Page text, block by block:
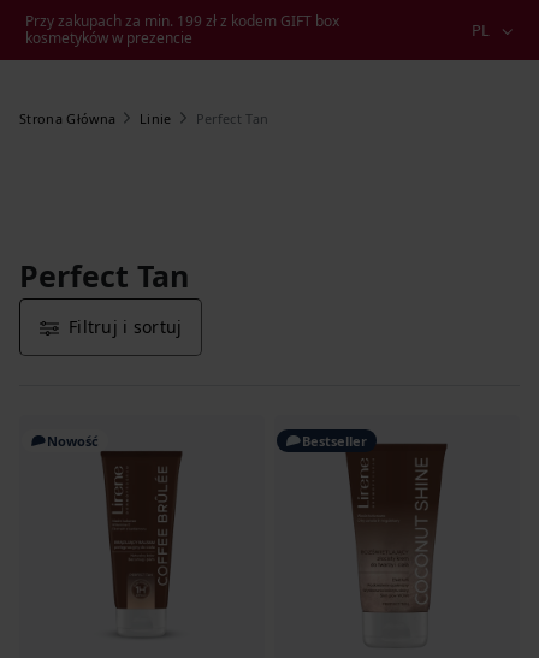
Przy zakupach za min. 199 zł z kodem GIFT box
kosmetyków w prezencie
PL
Strona Główna Linie Perfect Tan
Perfect Tan
Filtruj i sortuj
Nowość Bestseller